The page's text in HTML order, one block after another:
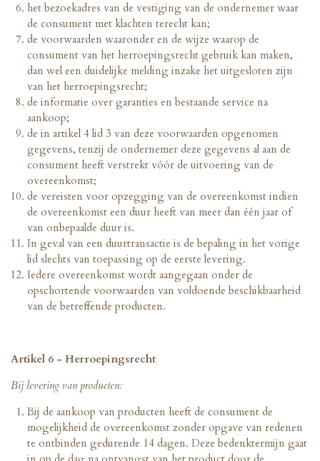
het bezoekadres van de vestiging van de ondernemer waar
de consument met klachten terecht kan;
de voorwaarden waaronder en de wijze waarop de
consument van het herroepingsrecht gebruik kan maken,
dan wel een duidelijke melding inzake het uitgesloten zijn
van het herroepingsrecht;
de informatie over garanties en bestaande service na
aankoop;
de in artikel 4 lid 3 van deze voorwaarden opgenomen
gegevens, tenzij de ondernemer deze gegevens al aan de
consument heeft verstrekt vóór de uitvoering van de
overeenkomst;
de vereisten voor opzegging van de overeenkomst indien
de overeenkomst een duur heeft van meer dan één jaar of
van onbepaalde duur is.
In geval van een duurtransactie is de bepaling in het vorige
lid slechts van toepassing op de eerste levering.
Iedere overeenkomst wordt aangegaan onder de
opschortende voorwaarden van voldoende beschikbaarheid
van de betreffende producten.
Artikel 6 - Herroepingsrecht
Bij levering van producten:
Bij de aankoop van producten heeft de consument de
mogelijkheid de overeenkomst zonder opgave van redenen
te ontbinden gedurende 14 dagen. Deze bedenktermijn gaat